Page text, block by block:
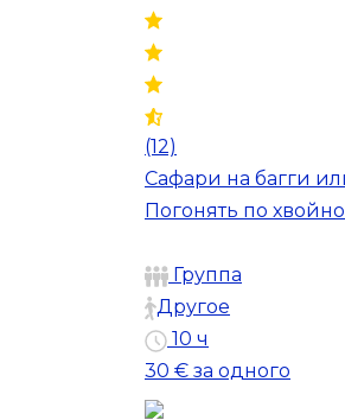
(12)
Сафари на багги
Погонять по
Группа
Другое
10 ч
30 € за одного